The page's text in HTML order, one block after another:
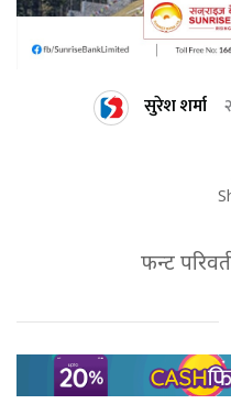
सुरेश शर्मा
फन्ट